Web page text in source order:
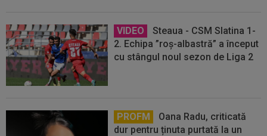
VIDEO
Steaua - CSM Slatina 1-
2. Echipa ”roș-albastră” a început
cu stângul noul sezon de Liga 2
PROFM
Oana Radu, criticată
dur pentru ținuta purtată la un